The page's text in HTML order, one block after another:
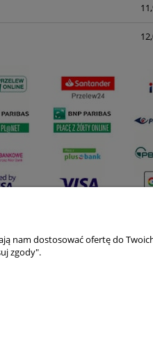
Płatności i dostawa
nam dostosować ofertę do
zgody".